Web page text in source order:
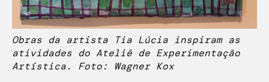
Obras da artista Tia Lúcia inspiram as
atividades do Ateliê de Experimentação
Artística. Foto: Wagner Kox